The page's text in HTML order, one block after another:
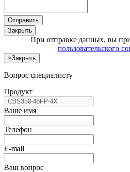
Отправить
Закрыть
При отправке данных, вы
пользовательского
×Закрыть
Вопрос специалисту
Продукт
Ваше имя
Телефон
E-mail
Ваш вопрос